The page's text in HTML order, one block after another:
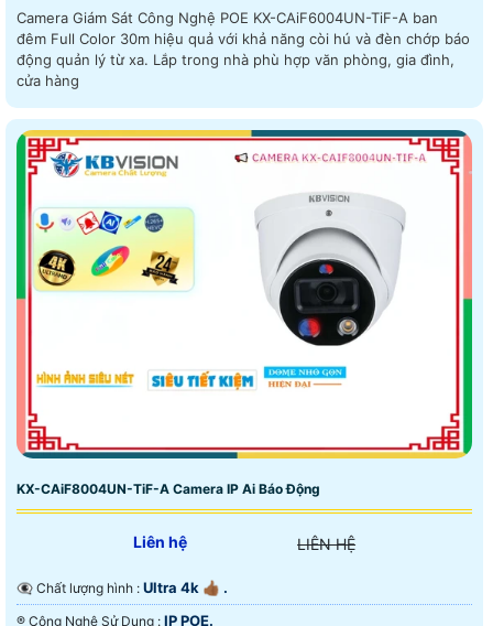
Camera Giám Sát Công Nghệ POE KX-CAiF6004UN-TiF-A ban
đêm Full Color 30m hiệu quả với khả năng còi hú và đèn chớp báo
động quản lý từ xa. Lắp trong nhà phù hợp văn phòng, gia đình,
cửa hàng
KX-CAiF8004UN-TiF-A Camera IP Ai Báo Động
Liên hệ LIÊN HỆ
👁️‍🗨 Chất lượng hình : Ultra 4k 👍🏾 .
®️ Công Nghệ Sử Dụng : IP POE.